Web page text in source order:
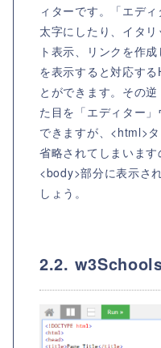
ィターです。「エデ
太字にしたり、イタ
ト表示、リンクを作
を表示すると対応す
とができます。その
た目を「エディター
できますが、<html>
省略されてしまいま
<body>部分に表示さ
しょう。
2.2.